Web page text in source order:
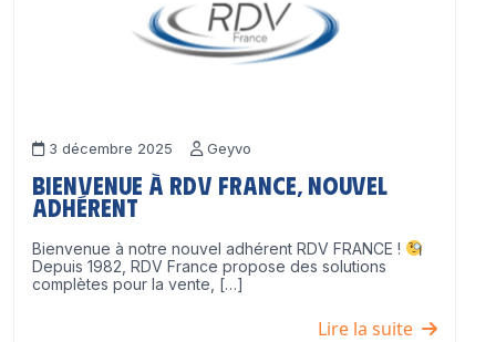
3 décembre 2025 Geyvo
Bienvenue à RDV France, nouvel
adhérent
Bienvenue à notre nouvel adhérent RDV FRANCE !
Depuis 1982, RDV France propose des solutions
complètes pour la vente, […]
Lire la suite